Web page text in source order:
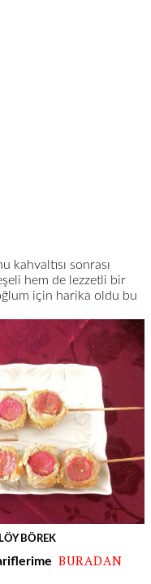
kahvaltısı sonrası
hem de lezzetli bir
için harika oldu bu
BÖREK
BURADAN